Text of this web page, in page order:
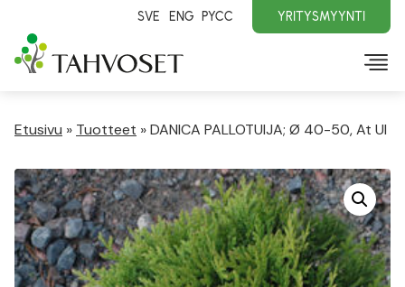
SVE ENG PYCC YRITYSMYYNTI
Etusivu » Tuotteet »DANICA PALLOTUIJA; Ø 40-50, At Ul